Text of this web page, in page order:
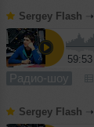
Sergey Flash ➝
59:53
Радио-шоу
Sergey Flash ➝